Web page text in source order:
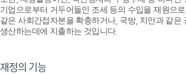
기업으로부터 거두어들인 조세 등의 수입을 재원으
같은 사회간접자본을 확충하거나, 국방, 치안과 같은
생산하는데에 지출하는 것입니다.
재정의 기능